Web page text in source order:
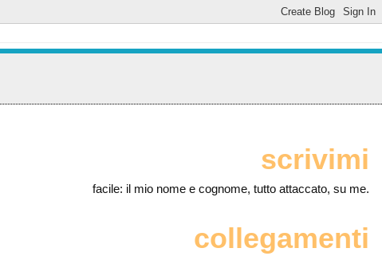
scrivimi
facile: il mio nome e cognome, tutto attaccato, su me.
collegamenti